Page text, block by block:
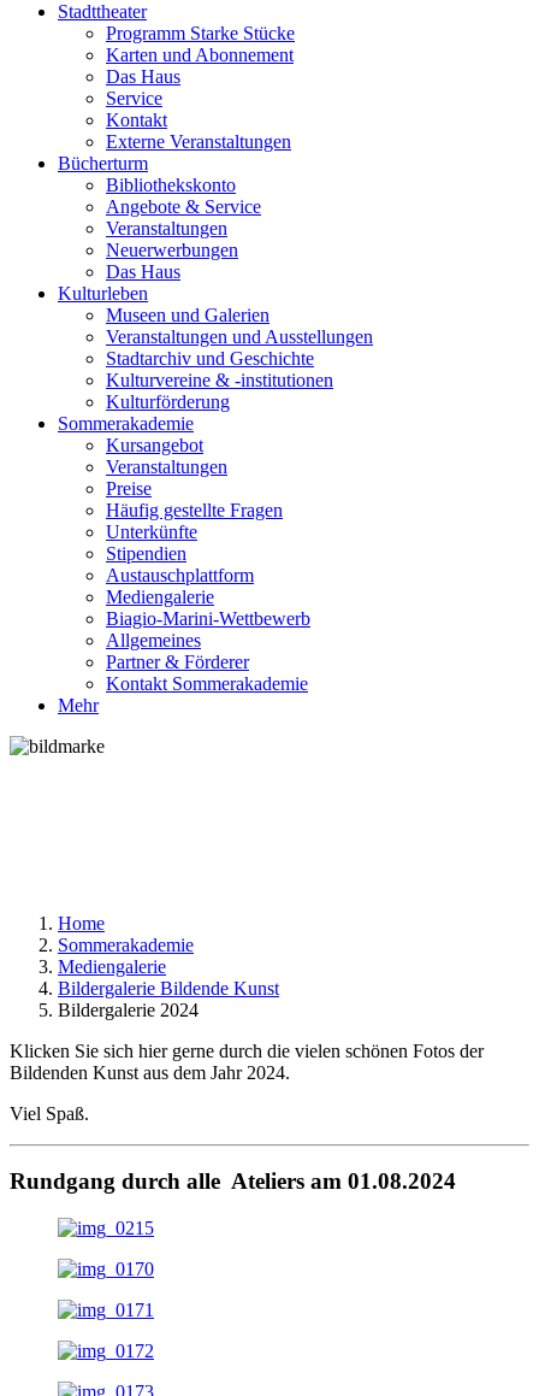
Stadttheater
Programm Starke Stücke
Karten und Abonnement
Das Haus
Service
Kontakt
Externe Veranstaltungen
Bücherturm
Bibliothekskonto
Angebote & Service
Veranstaltungen
Neuerwerbungen
Das Haus
Kulturleben
Museen und Galerien
Veranstaltungen und Ausstellungen
Stadtarchiv und Geschichte
Kulturvereine & -institutionen
Kulturförderung
Sommerakademie
Kursangebot
Veranstaltungen
Preise
Häufig gestellte Fragen
Unterkünfte
Stipendien
Austauschplattform
Mediengalerie
Biagio-Marini-Wettbewerb
Allgemeines
Partner & Förderer
Kontakt Sommerakademie
Mehr
Home
Sommerakademie
Mediengalerie
Bildergalerie Bildende Kunst
Bildergalerie 2024
Klicken Sie sich hier gerne durch die vielen schönen Fotos der
Bildenden Kunst aus dem Jahr 2024.
Viel Spaß.
Rundgang durch alle Ateliers am 01.08.2024